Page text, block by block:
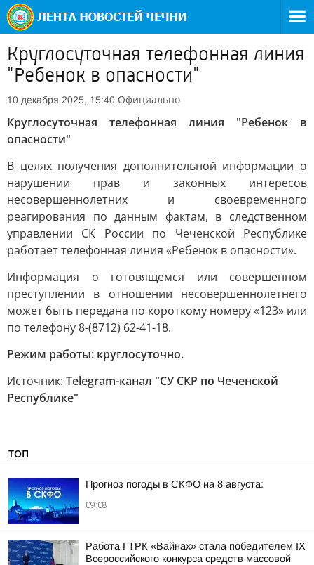
Круглосуточная телефонная линия
"Ребенок в опасности"
10 декабря 2025, 15:40 Официально
Круглосуточная телефонная линия "Ребенок в
опасности"
В целях получения дополнительной информации о
нарушении прав и законных интересов
несовершеннолетних и своевременного
реагирования по данным фактам, в следственном
управлении СК России по Чеченской Республике
работает телефонная линия «Ребенок в опасности».
Информация о готовящемся или совершенном
преступлении в отношении несовершеннолетнего
может быть передана по короткому номеру «123» или
по телефону 8-(8712) 62-41-18.
Режим работы: круглосуточно.
Источник: Telegram-канал "СУ СКР по Чеченской
Республике"
ТОП
Прогноз погоды в СКФО на 8 августа:
09:08
Работа ГТРК «Вайнах» стала победителем IX
Всероссийского конкурса средств массовой